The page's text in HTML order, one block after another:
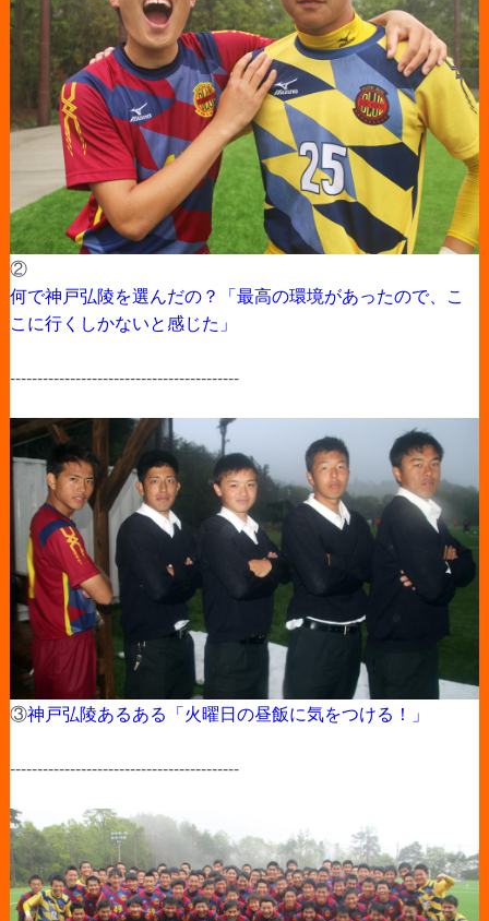
②
何で神戸弘陵を選んだの？「最高の環境があったので、こ
こに行くしかないと感じた」
------------------------------------------
③神戸弘陵あるある「火曜日の昼飯に気をつける！」
------------------------------------------